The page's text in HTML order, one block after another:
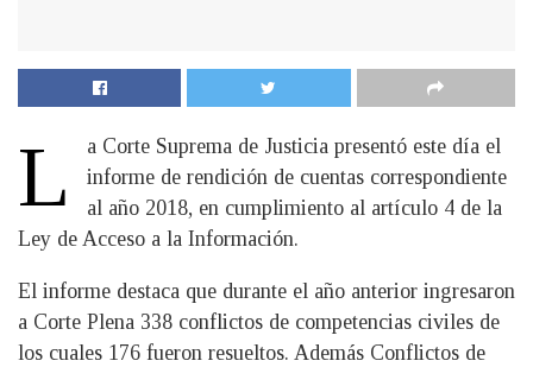
L
a Corte Suprema de Justicia presentó este día el
informe de rendición de cuentas correspondiente
al año 2018, en cumplimiento al artículo 4 de la
Ley de Acceso a la Información.
El informe destaca que durante el año anterior ingresaron
a Corte Plena 338 conflictos de competencias civiles de
los cuales 176 fueron resueltos. Además Conflictos de